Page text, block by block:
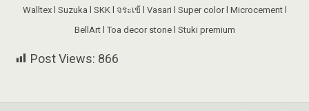
Walltex l Suzuka l SKK l จระเข้ l Vasari l Super color l Microcement l
BellArt l Toa decor stone l Stuki premium
Post Views: 866